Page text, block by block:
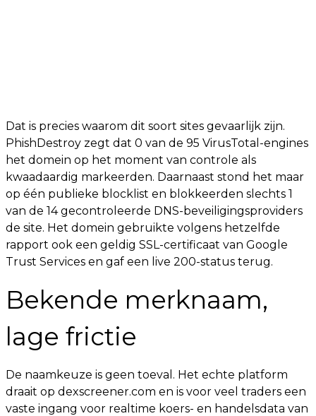
Dat is precies waarom dit soort sites gevaarlijk zijn.
PhishDestroy zegt dat 0 van de 95 VirusTotal-engines
het domein op het moment van controle als
kwaadaardig markeerden. Daarnaast stond het maar
op één publieke blocklist en blokkeerden slechts 1
van de 14 gecontroleerde DNS-beveiligingsproviders
de site. Het domein gebruikte volgens hetzelfde
rapport ook een geldig SSL-certificaat van Google
Trust Services en gaf een live 200-status terug.
Bekende merknaam,
lage frictie
De naamkeuze is geen toeval. Het echte platform
draait op dexscreener.com en is voor veel traders een
vaste ingang voor realtime koers- en handelsdata van